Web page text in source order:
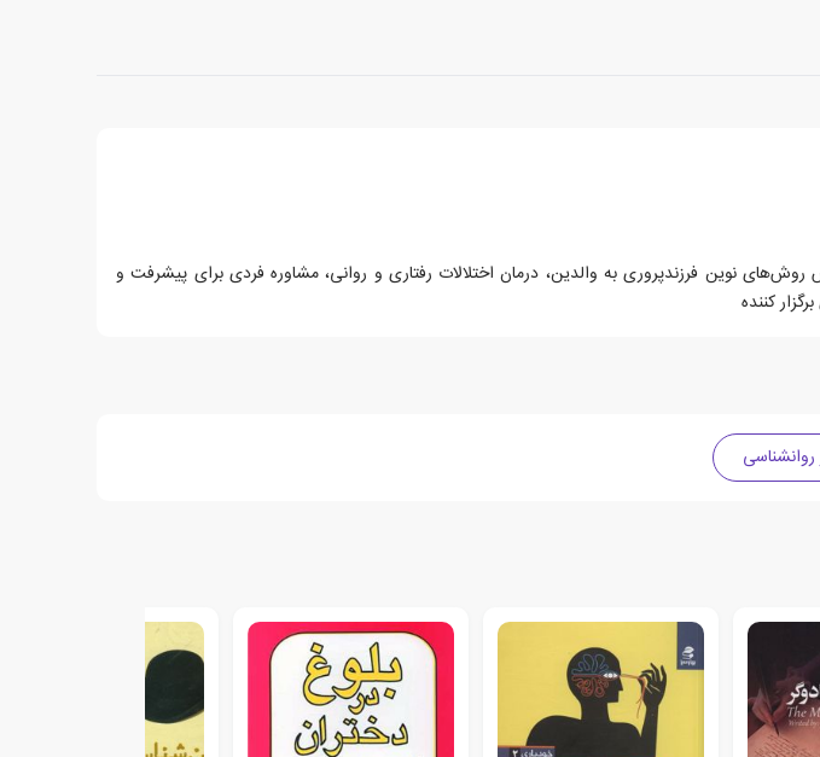
و خانواده‌درمانی، آموزش روش‌های نوین فرزندپروری به والدین، درمان اختلالات رفتاری و روانی، مشاوره فردی برای پیشرفت و
کننده
روانشناسی